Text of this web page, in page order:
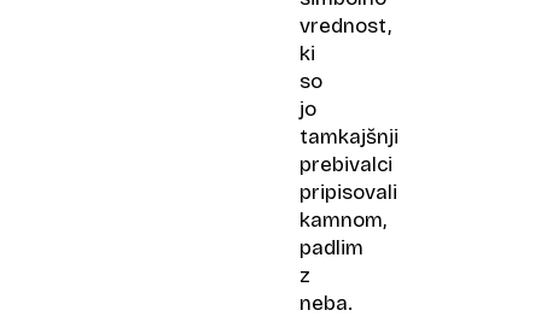
vrednost,
ki
so
jo
tamkajšnji
prebivalci
pripisovali
kamnom,
padlim
z
neba.